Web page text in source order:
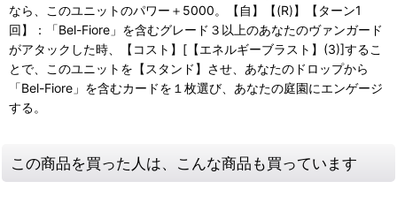
なら、このユニットのパワー＋5000。【自】【(R)】【ターン1
回】：「Bel-Fiore」を含むグレード３以上のあなたのヴァンガード
がアタックした時、【コスト】[【エネルギーブラスト】(3)]するこ
とで、このユニットを【スタンド】させ、あなたのドロップから
「Bel-Fiore」を含むカードを１枚選び、あなたの庭園にエンゲージ
する。
この商品を買った人は、こんな商品も買っています